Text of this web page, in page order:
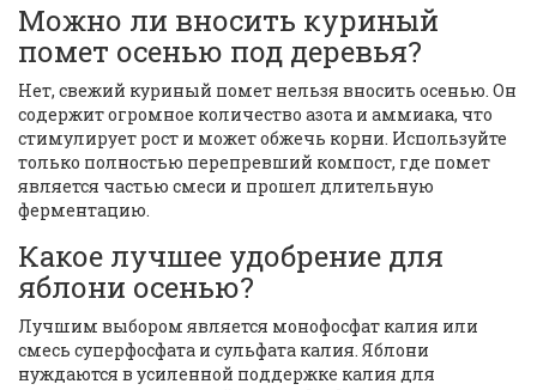
Можно ли вносить куриный
помет осенью под деревья?
Нет, свежий куриный помет нельзя вносить осенью. Он
содержит огромное количество азота и аммиака, что
стимулирует рост и может обжечь корни. Используйте
только полностью перепревший компост, где помет
является частью смеси и прошел длительную
ферментацию.
Какое лучшее удобрение для
яблони осенью?
Лучшим выбором является монофосфат калия или
смесь суперфосфата и сульфата калия. Яблони
нуждаются в усиленной поддержке калия для